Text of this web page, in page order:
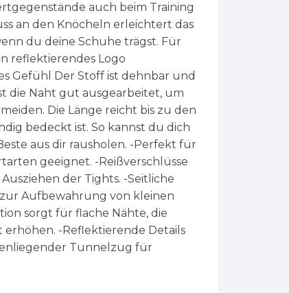
auch beim Training
an den Knöcheln erleichtert das
du deine Schuhe trägst. Für
reflektierendes Logo
Gefühl Der Stoff ist dehnbar und
die Naht gut ausgearbeitet, um
Die Länge reicht bis zu den
bedeckt ist. So kannst du dich
aus dir rausholen. -Perfekt für
geeignet. -Reißverschlüsse
der Tights. -Seitliche
Aufbewahrung von kleinen
sorgt für flache Nähte, die
-Reflektierende Details
Tunnelzug für